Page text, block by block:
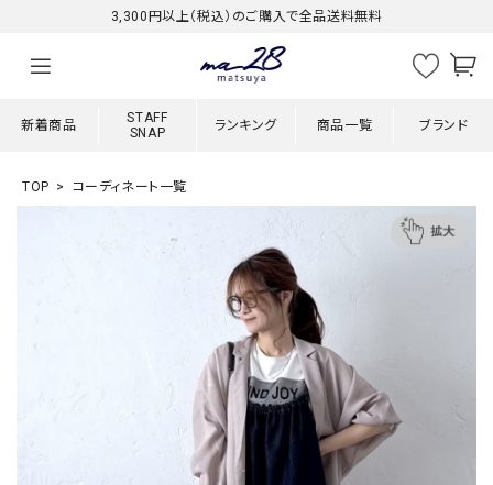
3,300円以上（税込）のご購入で全品送料無料
新着商品
STAFF
SNAP
ランキング 商品一覧 ブランド
TOP コーディネート一覧